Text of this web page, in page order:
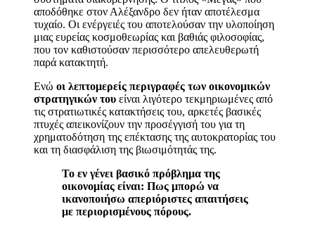
αποδόθηκε στον Αλέξανδρο δεν ήταν αποτέλεσμα
τυχαίο. Οι ενέργειές του αποτελούσαν την υλοποίηση
μιας ευρείας κοσμοθεωρίας και βαθιάς φιλοσοφίας,
που τον καθιστούσαν περισσότερο απελευθερωτή
παρά κατακτητή.
Ενώ οι λεπτομερείς περιγραφές των οικονομικών
στρατηγικών του είναι λιγότερο τεκμηριωμένες από
τις στρατιωτικές κατακτήσεις του, αρκετές βασικές
πτυχές απεικονίζουν την προσέγγισή του για τη
χρηματοδότηση της επέκτασης της αυτοκρατορίας του
και τη διασφάλιση της βιωσιμότητάς της.
Το εν γένει βασικό πρόβλημα της
οικονομίας είναι: Πως μπορώ να
ικανοποιήσω απεριόριστες απαιτήσεις
με περιορισμένους πόρους.